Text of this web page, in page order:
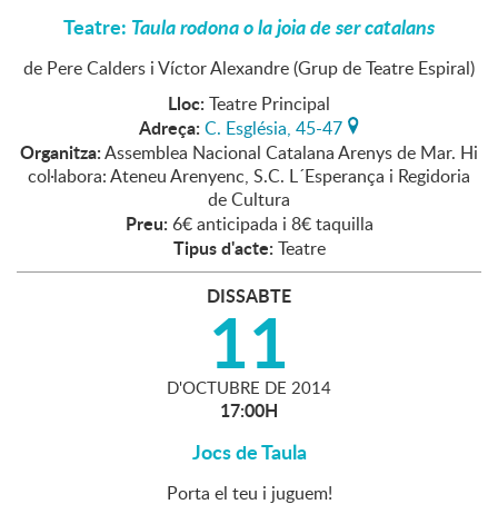
Teatre: Taula rodona o la joia de ser catalans
de Pere Calders i Víctor Alexandre (Grup de Teatre Espiral)
Lloc: Teatre Principal
Adreça: C. Església, 45-47
Organitza:Assemblea Nacional Catalana Arenys de Mar. Hi
col·labora: Ateneu Arenyenc, S.C. L´Esperança i Regidoria
de Cultura
Preu: 6€ anticipada i 8€ taquilla
Tipus d'acte: Teatre
DISSABTE
11
D'OCTUBRE DE 2014
17:00H
Jocs de Taula
Porta el teu i juguem!